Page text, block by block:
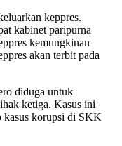
keppres.
kabinet paripurna
kemungkinan
akan terbit pada
diduga untuk
ketiga. Kasus ini
kasus korupsi di SKK